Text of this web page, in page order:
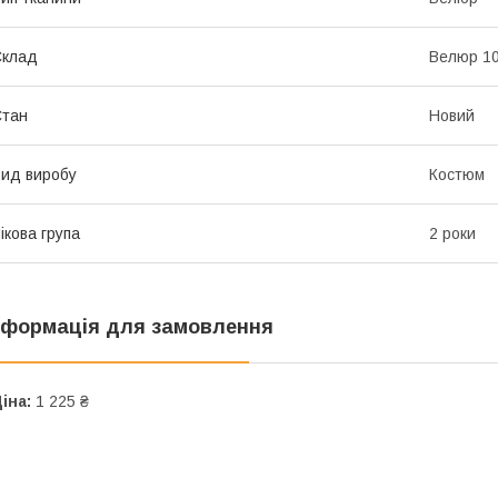
Велюр
Новий
виробу Костюм
група 2 роки
для замовлення
1 225 ₴